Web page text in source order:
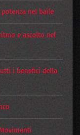
nel baile
e ascolto nel
i benefici della